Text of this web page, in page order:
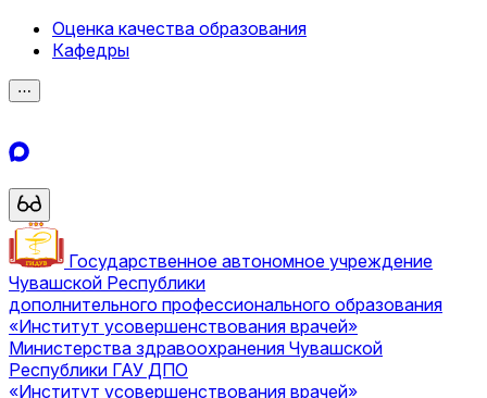
Оценка качества образования
Кафедры
⋯
Государственное автономное учреждение
Чувашской Республики
дополнительного профессионального образования
«Институт усовершенствования врачей»
Министерства здравоохранения Чувашской
Республики ГАУ ДПО
«Институт усовершенствования врачей»